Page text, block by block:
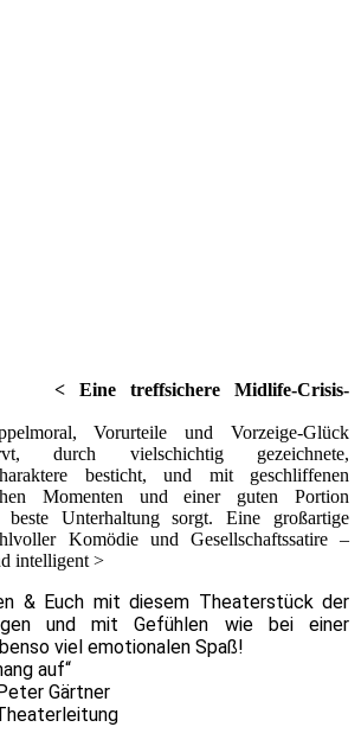
< Eine treffsichere Midlife-Crisis-
Vorurteile und Vorzeige-Glück
durch vielschichtig gezeichnete,
besticht, und mit geschliffenen
Momenten und einer guten Portion
beste Unterhaltung sorgt. Eine großartige
Komödie und Gesellschaftssatire –
intelligent >
& Euch mit diesem Theaterstück der
und mit Gefühlen wie bei einer
viel emotionalen Spaß!
auf“
Gärtner